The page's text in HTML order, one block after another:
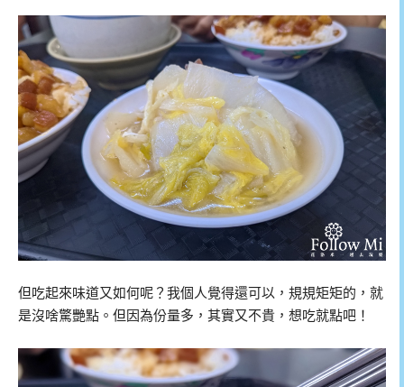
但吃起來味道又如何呢？我個人覺得還可以，規規矩矩的，就
是沒啥驚艷點。但因為份量多，其實又不貴，想吃就點吧！